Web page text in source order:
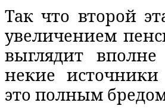
Так что второй
увеличением
выглядит
некие источники
это полным